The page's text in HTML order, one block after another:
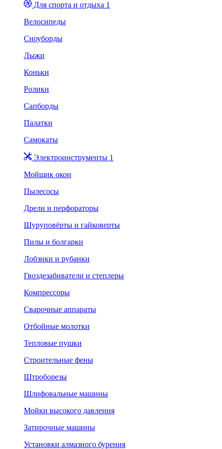
Для спорта и отдыха 1
Велосипеды
Сноуборды
Лыжи
Коньки
Ролики
Сапборды
Палатки
Самокаты
Электроинструменты 1
Мойщик окон
Пылесосы
Дрели и перфораторы
Шуруповёрты и гайковерты
Пилы и болгарки
Лобзики и рубанки
Гвоздезабиватели и степлеры
Компрессоры
Сварочные аппараты
Отбойные молотки
Тепловые пушки
Строительные фены
Штроборезы
Шлифовальные машины
Мойки высокого давления
Затирочные машины
Установки алмазного бурения